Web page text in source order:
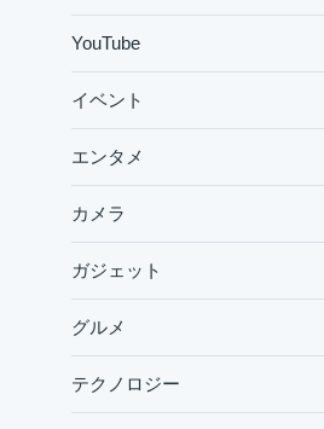
YouTube
イベント
エンタメ
カメラ
ガジェット
グルメ
テクノロジー